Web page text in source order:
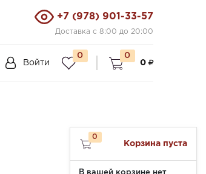
+7 (978) 901-33-57
Доставка с 8:00 до 20:00
Войти
0
0
0
0
Корзина пуста
В вашей корзине нет